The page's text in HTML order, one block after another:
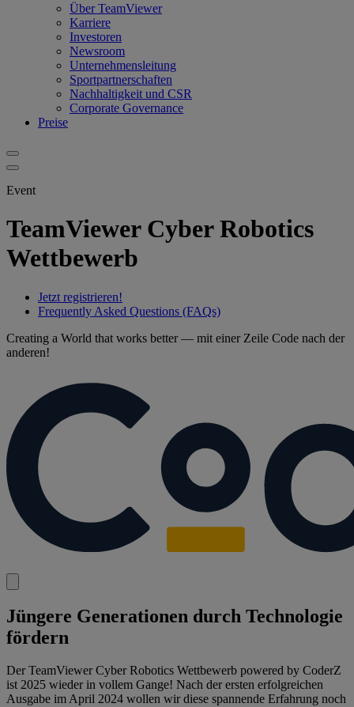
Über TeamViewer
Karriere
Investoren
Newsroom
Unternehmensleitung
Sportpartnerschaften
Nachhaltigkeit und CSR
Corporate Governance
Preise
Event
TeamViewer Cyber Robotics
Wettbewerb
Jetzt registrieren!
Frequently Asked Questions (FAQs)
Creating a World that works better — mit einer Zeile Code nach der
anderen!
Jüngere Generationen durch Technologie
fördern​
Der TeamViewer Cyber Robotics Wettbewerb powered by CoderZ
ist 2025 wieder in vollem Gange! Nach der ersten erfolgreichen
Ausgabe im April 2024 wollen wir diese spannende Erfahrung noch